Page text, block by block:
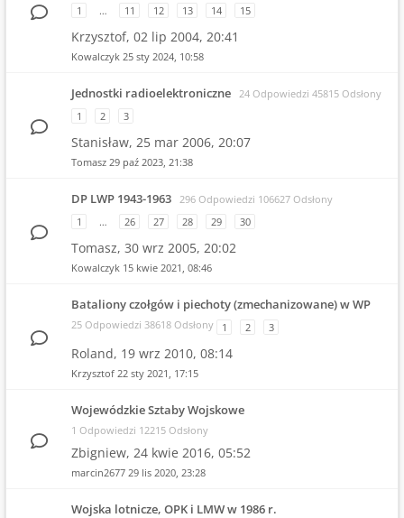
1
… 11 12 13 14 15
Krzysztof, 02 lip 2004, 20:41
Kowalczyk 25 sty 2024, 10:58
Jednostki radioelektroniczne 24 Odpowiedzi 45815 Odsłony
1
2 3
Stanisław, 25 mar 2006, 20:07
Tomasz 29 paź 2023, 21:38
DP LWP 1943-1963 296 Odpowiedzi 106627 Odsłony
1
… 26 27 28 29 30
Tomasz, 30 wrz 2005, 20:02
Kowalczyk 15 kwie 2021, 08:46
Bataliony czołgów i piechoty (zmechanizowane) w WP
25 Odpowiedzi 38618 Odsłony 1 2 3
Roland, 19 wrz 2010, 08:14
Krzysztof 22 sty 2021, 17:15
Wojewódzkie Sztaby Wojskowe
1 Odpowiedzi 12215 Odsłony
Zbigniew, 24 kwie 2016, 05:52
marcin2677 29 lis 2020, 23:28
Wojska lotnicze, OPK i LMW w 1986 r.